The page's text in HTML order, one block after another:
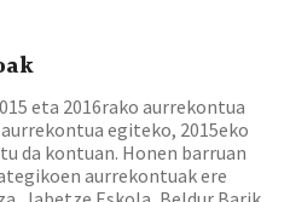
eta 2016rako aurrekontua
egiteko, 2015eko
da kontuan. Honen barruan
aurrekontuak ere